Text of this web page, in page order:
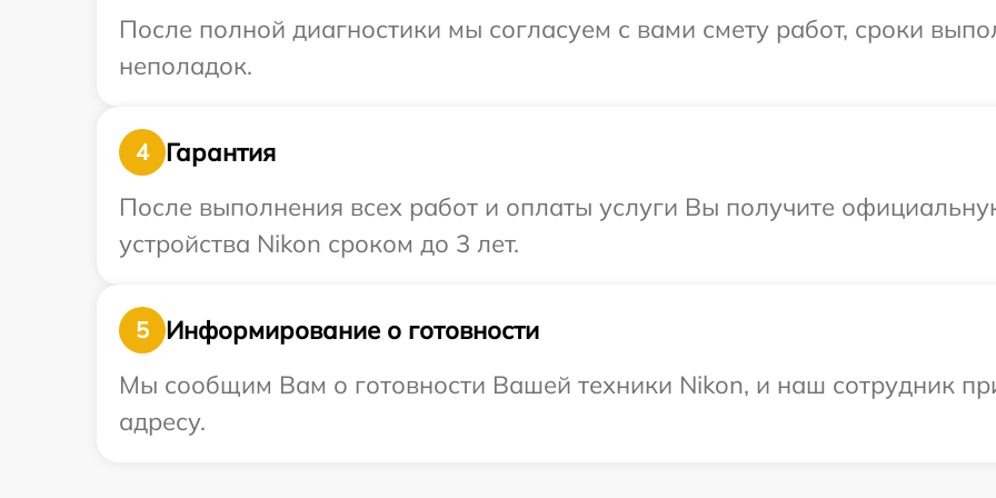
После полной диагностики мы согласуем с вами смету работ, сроки
неполадок.
4
Гарантия
После выполнения всех работ и оплаты услуги Вы получите
устройства Nikon сроком до 3 лет.
5
Информирование о готовности
Мы сообщим Вам о готовности Вашей техники Nikon, и наш сотрудник
адресу.